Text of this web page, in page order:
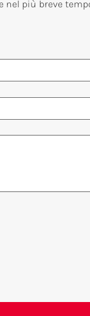
più breve